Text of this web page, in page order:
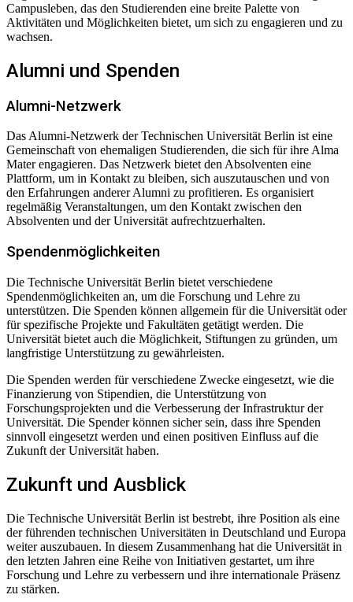
Campusleben, das den Studierenden eine breite Palette von
Aktivitäten und Möglichkeiten bietet, um sich zu engagieren und zu
wachsen.
Alumni und Spenden
Alumni-Netzwerk
Das Alumni-Netzwerk der Technischen Universität Berlin ist eine
Gemeinschaft von ehemaligen Studierenden, die sich für ihre Alma
Mater engagieren. Das Netzwerk bietet den Absolventen eine
Plattform, um in Kontakt zu bleiben, sich auszutauschen und von
den Erfahrungen anderer Alumni zu profitieren. Es organisiert
regelmäßig Veranstaltungen, um den Kontakt zwischen den
Absolventen und der Universität aufrechtzuerhalten.
Spendenmöglichkeiten
Die Technische Universität Berlin bietet verschiedene
Spendenmöglichkeiten an, um die Forschung und Lehre zu
unterstützen. Die Spenden können allgemein für die Universität oder
für spezifische Projekte und Fakultäten getätigt werden. Die
Universität bietet auch die Möglichkeit, Stiftungen zu gründen, um
langfristige Unterstützung zu gewährleisten.
Die Spenden werden für verschiedene Zwecke eingesetzt, wie die
Finanzierung von Stipendien, die Unterstützung von
Forschungsprojekten und die Verbesserung der Infrastruktur der
Universität. Die Spender können sicher sein, dass ihre Spenden
sinnvoll eingesetzt werden und einen positiven Einfluss auf die
Zukunft der Universität haben.
Zukunft und Ausblick
Die Technische Universität Berlin ist bestrebt, ihre Position als eine
der führenden technischen Universitäten in Deutschland und Europa
weiter auszubauen. In diesem Zusammenhang hat die Universität in
den letzten Jahren eine Reihe von Initiativen gestartet, um ihre
Forschung und Lehre zu verbessern und ihre internationale Präsenz
zu stärken.